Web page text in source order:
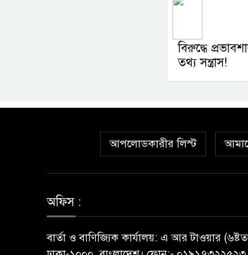
বিরুদ্ধে
তথ্য সন্ত্রাস!
আপলোডকারীর লিস্ট
অফিস :
বার্তা ও বাণিজ্যিক কার্যালয়: এ আর টাওয়ার